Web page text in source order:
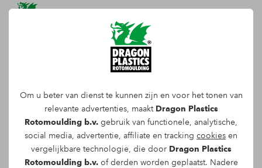
Om u beter van dienst te kunnen zijn en voor het tonen van
relevante advertenties, maakt Dragon Plastics
Rotomoulding b.v. gebruik van functionele, analytische,
social media, advertentie, affiliate en tracking cookies en
vergelijkbare technologie, die door Dragon Plastics
Rotomoulding b.v.of derden worden geplaatst. Nadere
DRAGON PLASTICS NL
KONDIGT MET TROTS EEN
NIEUWE SAMENWERKING
AAN MET ECOPIXEL ITALIË.
Binnen deze samenwerking zullen wij